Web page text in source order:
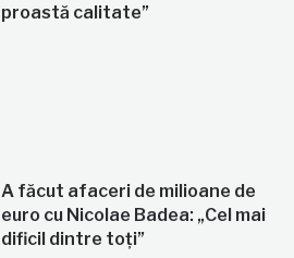
proastă calitate”
A făcut afaceri de milioane de
euro cu Nicolae Badea: „Cel mai
dificil dintre toți”